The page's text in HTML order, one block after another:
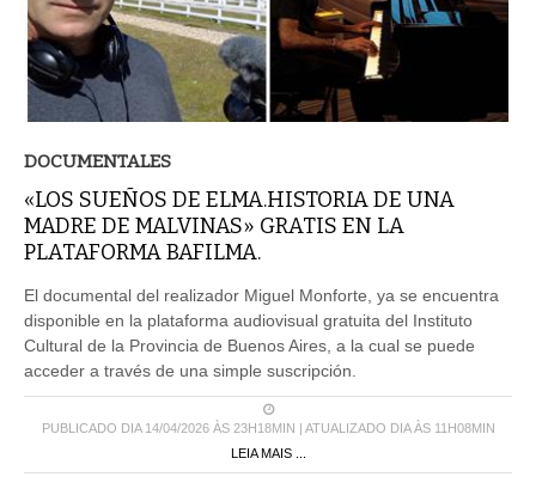
DOCUMENTALES
«LOS SUEÑOS DE ELMA.HISTORIA DE UNA
MADRE DE MALVINAS» GRATIS EN LA
PLATAFORMA BAFILMA.
El documental del realizador Miguel Monforte, ya se encuentra
disponible en la plataforma audiovisual gratuita del Instituto
Cultural de la Provincia de Buenos Aires, a la cual se puede
acceder a través de una simple suscripción.
PUBLICADO DIA 14/04/2026 ÀS 23H18MIN | ATUALIZADO DIA ÀS 11H08MIN
LEIA MAIS ...